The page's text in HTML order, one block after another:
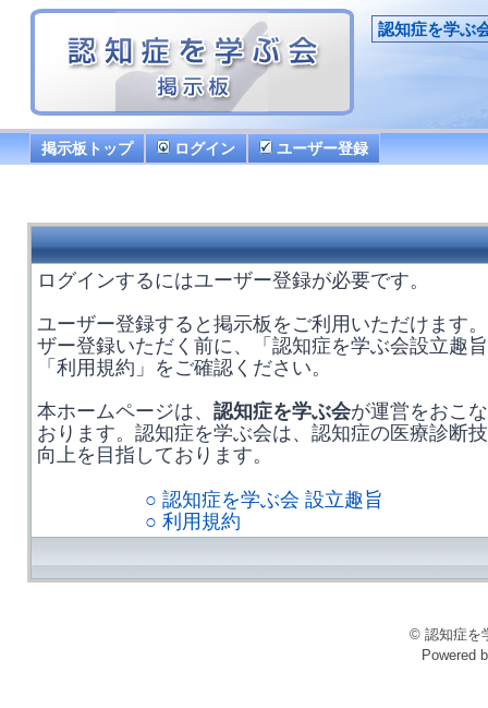
認知症を学ぶ
掲示板トップ ログイン ユーザー登録
ログインするにはユーザー登録が必要です。
ユーザー登録すると掲示板をご利用いただけます
ザー登録いただく前に、「認知症を学ぶ会設立趣
「利用規約」をご確認ください。
本ホームページは、 認知症を学ぶ会が運営をおこ
おります。認知症を学ぶ会は、認知症の医療診断
向上を目指しております。
○ 認知症を学ぶ会 設立趣旨
○ 利用規約
© 認知症を
Powered